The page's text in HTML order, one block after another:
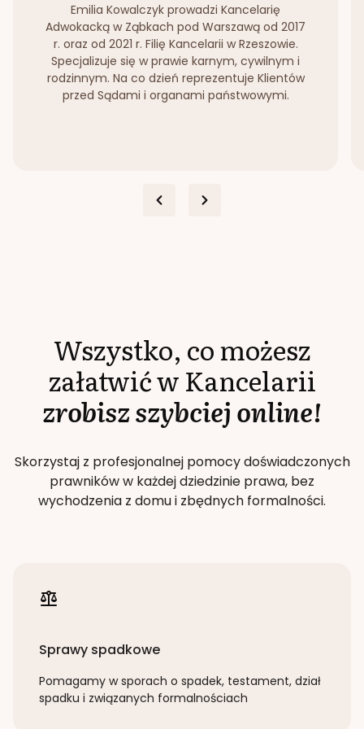
Emilia Kowalczyk prowadzi Kancelarię
Adwokacką w Ząbkach pod Warszawą od 2017
r. oraz od 2021 r. Filię Kancelarii w Rzeszowie.
Specjalizuje się w prawie karnym, cywilnym i
rodzinnym. Na co dzień reprezentuje Klientów
przed Sądami i organami państwowymi.
Wszystko, co możesz
załatwić w Kancelarii
zrobisz szybciej online!
Skorzystaj z profesjonalnej pomocy doświadczonych
prawników w każdej dziedzinie prawa, bez
wychodzenia z domu i zbędnych formalności.
Sprawy spadkowe
Pomagamy w sporach o spadek, testament, dział
spadku i związanych formalnościach